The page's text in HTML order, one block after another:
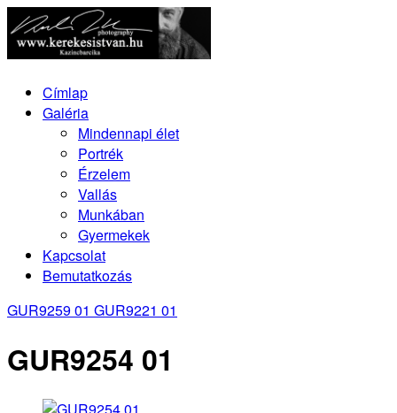
Címlap
Galéria
Mindennapi élet
Portrék
Érzelem
Vallás
Munkában
Gyermekek
Kapcsolat
Bemutatkozás
GUR9259 01 GUR9221 01
GUR9254 01